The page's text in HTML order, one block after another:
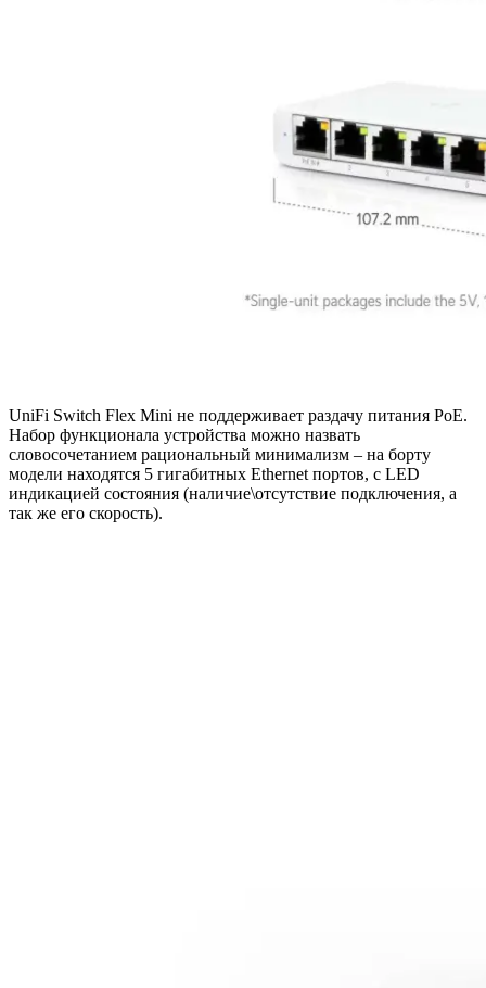
UniFi Switch Flex Mini не поддерживает раздачу питания PoE.
Набор функционала устройства можно назвать
словосочетанием рациональный минимализм – на борту
модели находятся 5 гигабитных Ethernet портов, с LED
индикацией состояния (наличие\отсутствие подключения, а
так же его скорость).